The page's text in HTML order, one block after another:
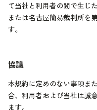
て当社と利用者の間で生じ
または名古屋簡易裁判所を
す。
協議
本規約に定めのない事項ま
合、利用者および当社は誠
ます。